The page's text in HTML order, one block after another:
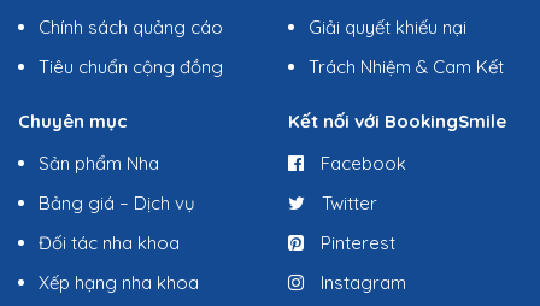
Chính sách quảng cáo
Tiêu chuẩn cộng đồng
Giải quyết khiếu nại
Trách Nhiệm & Cam Kết
Chuyên mục
Sản phẩm Nha
Bảng giá – Dịch vụ
Đối tác nha khoa
Xếp hạng nha khoa
Kết nối với BookingSmile
Facebook
Twitter
Pinterest
Instagram